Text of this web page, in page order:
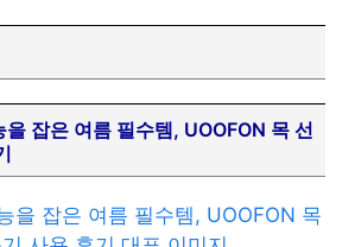
을 잡은 여름 필수템, UOOFON 목 선